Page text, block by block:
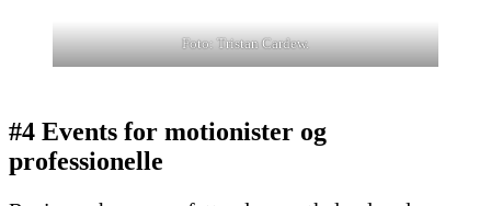
Foto: Tristan Cardew.
#4 Events for motionister og
professionelle